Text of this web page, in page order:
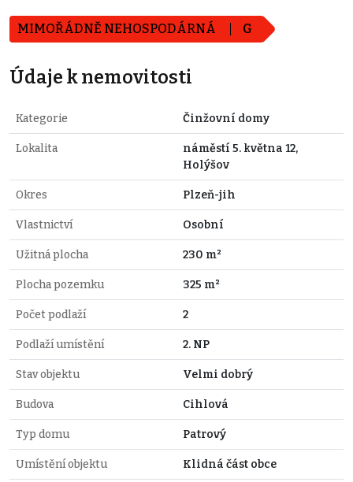
MIMOŘÁDNĚ NEHOSPODÁRNÁ G
Údaje k nemovitosti
Kategorie Činžovní domy
Lokalita
náměstí 5. května 12,
Holýšov
Okres Plzeň-jih
Vlastnictví Osobní
Užitná plocha 230 m²
Plocha pozemku 325 m²
Počet podlaží 2
Podlaží umístění 2. NP
Stav objektu Velmi dobrý
Budova Cihlová
Typ domu Patrový
Umístění objektu Klidná část obce